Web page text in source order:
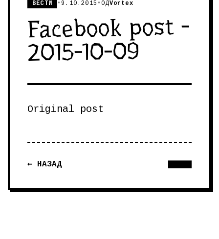
ВЕСТИ • 9.10.2015 •ОДVortex
Facebook post -
2015-10-09
Original post
← НАЗАД